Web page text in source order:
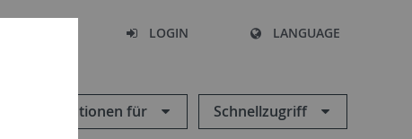
LOGIN LANGUAGE
Informationen für Schnellzugriff